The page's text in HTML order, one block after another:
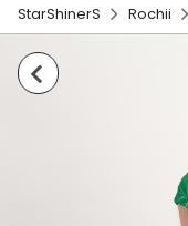
StarShinerS Rochii